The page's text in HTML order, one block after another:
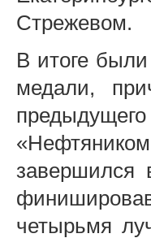
Стрежевом.
В итоге
медали,
завершился
четырьмя